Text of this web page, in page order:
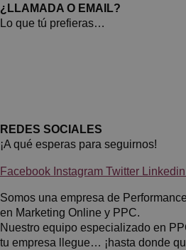
¿LLAMADA O EMAIL?
Lo que tú prefieras…
REDES SOCIALES
¡A qué esperas para seguirnos!
Facebook Instagram Twitter Linkedin
Somos una empresa de
en Marketing Online y PPC.
Nuestro equipo especializado en
tu empresa llegue… ¡hasta donde